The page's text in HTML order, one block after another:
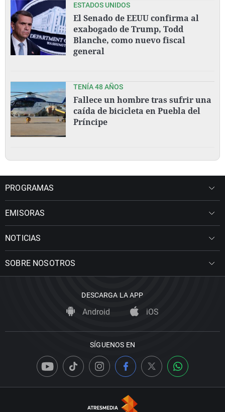
ESTADOS UNIDOS
El Senado de EEUU confirma al
exabogado de Trump, Todd
Blanche, como nuevo fiscal
general
TENÍA 48 AÑOS
Fallece un hombre tras sufrir una
caída de bicicleta en Puebla del
Príncipe
PROGRAMAS
EMISORAS
NOTICIAS
SOBRE NOSOTROS
DESCARGA LA APP
Android iOS
SÍGUENOS EN